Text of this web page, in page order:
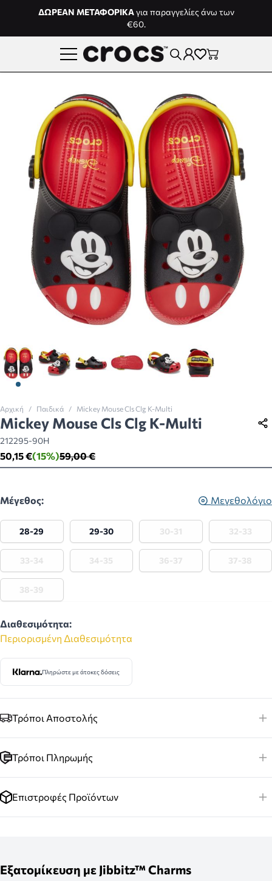
Μετάβαση στο περιεχόμενο
ΔΩΡΕΑΝ ΜΕΤΑΦΟΡΙΚΑγια παραγγελίες άνω των
€60.
View larger imageView larger imageView larger imageView larger image
View larger image
View larger
Αρχική / Παιδικά / Mickey Mouse Cls Clg K-Multi
Mickey Mouse Cls Clg K-Multi
212295-90H
59,00 €
(15%)
50,15 €
Μέγεθος: Μεγεθολόγιο
28-29 29-30 30-31 32-33
33-34 34-35 36-37 37-38
38-39
Διαθεσιμότητα:
Περιορισμένη Διαθεσιμότητα
Πληρώστε με άτοκες δόσεις
Τρόποι Αποστολής
Τρόποι Πληρωμής
Επιστροφές Προϊόντων
Εξατομίκευση με Jibbitz™ Charms